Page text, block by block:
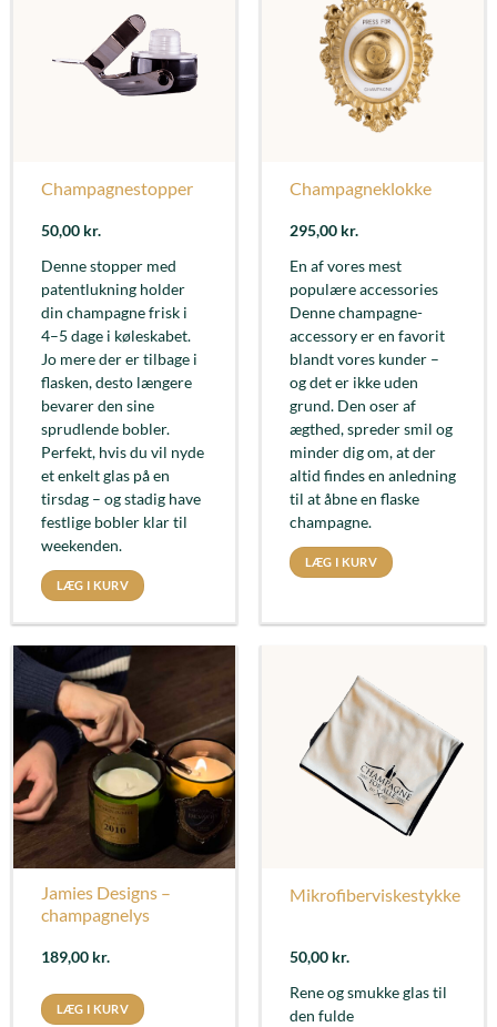
Champagnestopper
50,00 kr.
Denne stopper med
patentlukning holder
din champagne frisk i
4–5 dage i køleskabet.
Jo mere der er tilbage i
flasken, desto længere
bevarer den sine
sprudlende bobler.
Perfekt, hvis du vil nyde
et enkelt glas på en
tirsdag – og stadig have
festlige bobler klar til
weekenden.
LÆG I KURV
Champagneklokke
295,00 kr.
En af vores mest
populære accessories
Denne champagne-
accessory er en favorit
blandt vores kunder –
og det er ikke uden
grund. Den oser af
ægthed, spreder smil og
minder dig om, at der
altid findes en anledning
til at åbne en flaske
champagne.
LÆG I KURV
Jamies Designs –
champagnelys
189,00 kr.
LÆG I KURV
Mikrofiberviskestykke
50,00 kr.
Rene og smukke glas til
den fulde